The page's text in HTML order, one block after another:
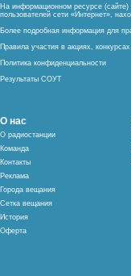
На информационном ресурсе (сайте)
пользователей сети «Интернет»,
Более подробная информация для
Правила участия в акциях,
Политика конфиденциальности
Результаты СОУТ
О нас
О радиостанции
Команда
Контакты
Реклама
Города вещания
Сетка вещания
История
Оферта